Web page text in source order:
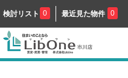
検討リスト 0 最近見た物件 0